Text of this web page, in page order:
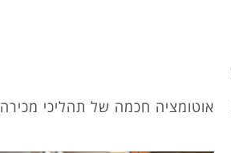
אוטומציה חכמה של תהליכי מכירה